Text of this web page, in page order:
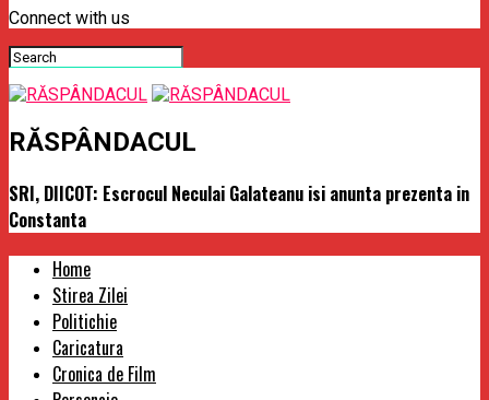
Connect with us
RĂSPÂNDACUL
SRI, DIICOT: Escrocul Neculai Galateanu isi anunta prezenta in
Constanta
Home
Stirea Zilei
Politichie
Caricatura
Cronica de Film